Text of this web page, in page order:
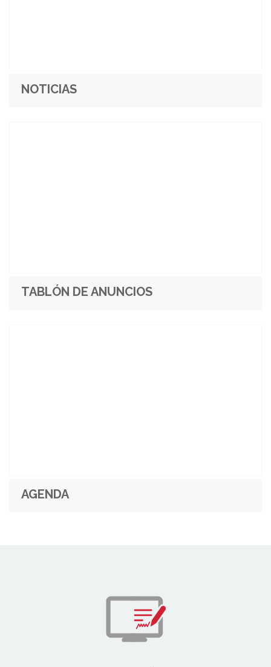
NOTICIAS
TABLÓN DE ANUNCIOS
AGENDA